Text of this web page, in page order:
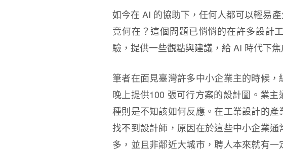
如今在 AI 的協助下，任何人都可以輕易
竟何在？這個問題已悄悄的在許多設計
驗，提供一些觀點與建議，給 AI 時代下焦
筆者在面見臺灣許多中小企業主的時候
晚上提供100 張可行方案的設計圖。業
種則是不知該如何反應。在工業設計的
找不到設計師，原因在於這些中小企業
多，並且非鄰近大城市，聘人本來就有